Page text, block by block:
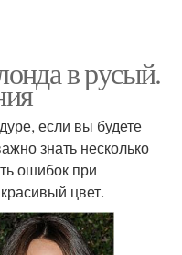
в русый.
если вы будете
знать несколько
ошибок при
цвет.